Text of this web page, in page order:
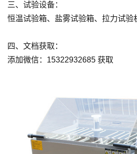
三、试验设备：
恒温试验箱、盐雾试验箱、拉力试验
四、文档获取：
添加微信：15322932685 获取